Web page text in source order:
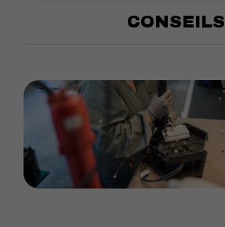
sous-menu
CONSEILS